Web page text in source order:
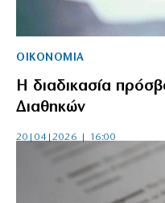
ΟΙΚΟΝΟΜΙΑ
Η διαδικασία
Διαθηκών
20|04|2026 | 16:00